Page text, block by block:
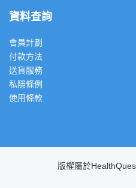
資料查詢
會員計劃
付款方法
送貨服務
私隱條例
使用條款
版權屬於